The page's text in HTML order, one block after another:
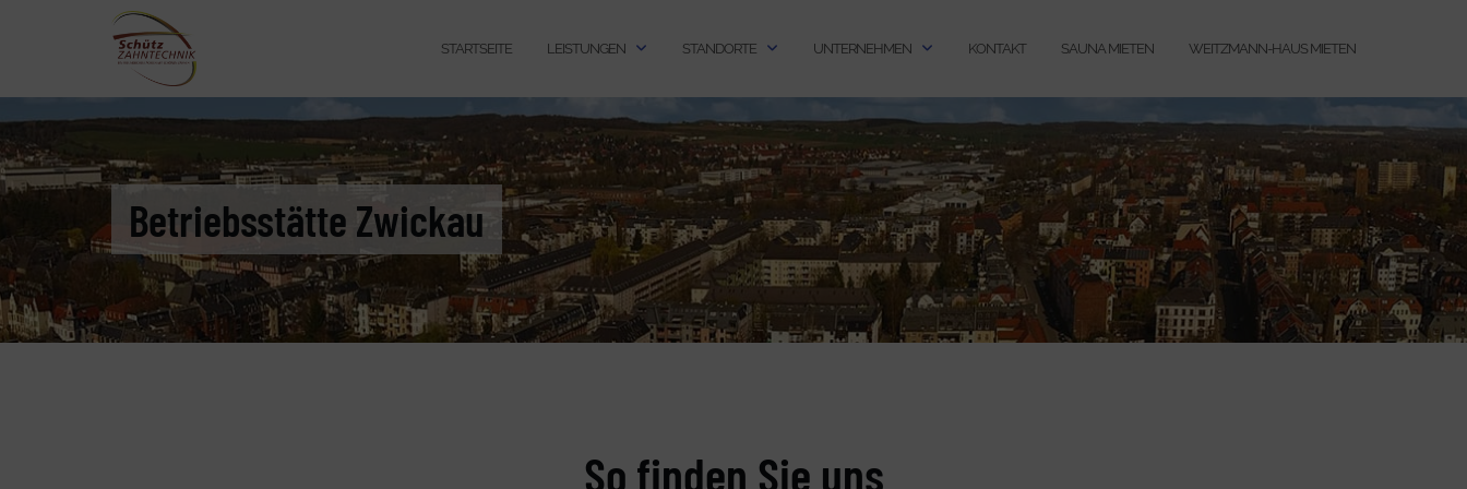
STARTSEITE LEISTUNGEN STANDORTE UNTERNEHMEN KONTAKT SAUNA MIETEN WEITZMANN-HAUS MIETEN
Betriebsstätte Zwickau
So finden Sie uns